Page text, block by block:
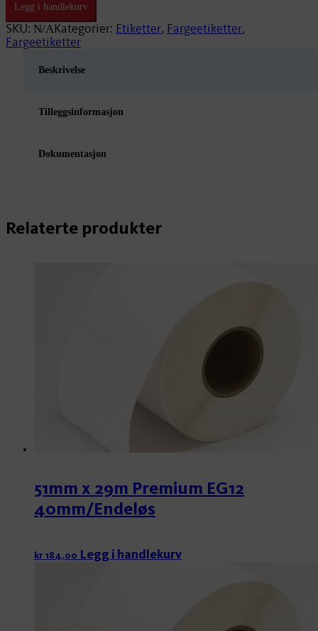
Premium
VE13
76mm/259
antall
Legg i handlekurv
SKU: N/AKategorier: Etiketter, Fargeetiketter,
Fargeetiketter
Beskrivelse
Tilleggsinformasjon
Dokumentasjon
Relaterte produkter
51mm x 29m Premium EG12
40mm/Endeløs
kr184,00 Legg i handlekurv